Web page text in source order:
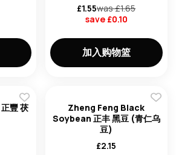
£1.55was £1.65
save £0.10
加入购物篮
豐 茯
Zheng Feng Black
Soybean 正丰 黑豆 (青仁乌
豆)
£2.15